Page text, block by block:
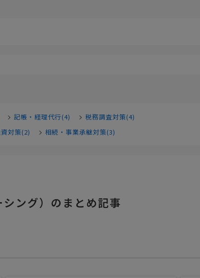
記帳・経理代行(4)
税務調査対策(4)
対策(2) 相続・事業承継対策(3)
ング）のまとめ記事